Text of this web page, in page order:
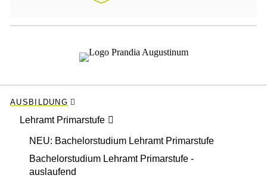
AUSBILDUNG
Lehramt Primarstufe
NEU: Bachelorstudium Lehramt Primarstufe
Bachelorstudium Lehramt Primarstufe -
auslaufend